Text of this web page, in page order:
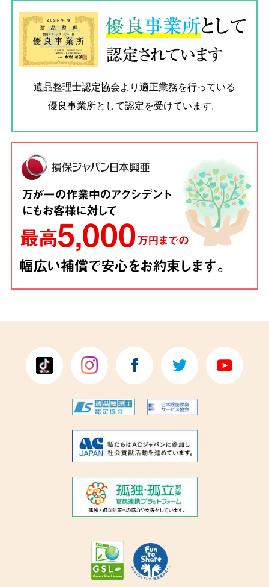
優良事業所として
認定されています
遺品整理士認定協会より適正業務を行っている
優良事業所として認定を受けています。